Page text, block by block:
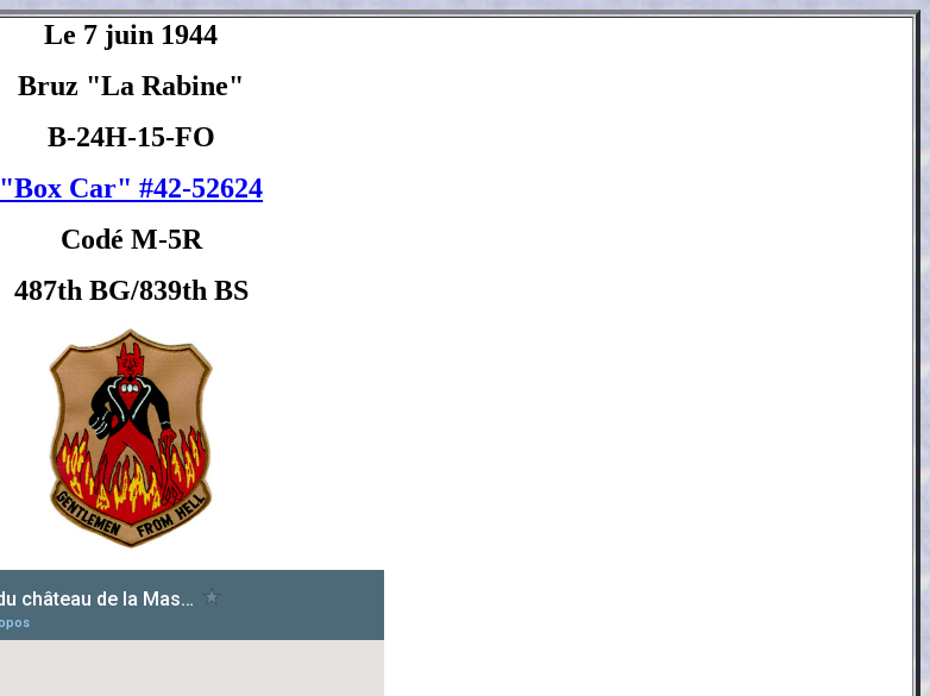
Le 7 juin 1944
Bruz "La Rabine"
B-24H-15-FO
"Box Car" #42-52624
Codé M-5R
487th BG/839th BS